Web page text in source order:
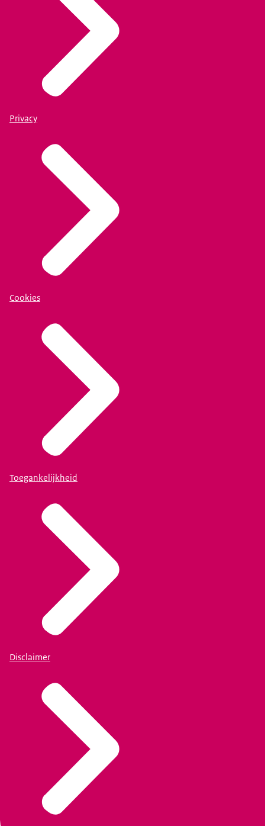
Privacy
Cookies
Toegankelijkheid
Disclaimer